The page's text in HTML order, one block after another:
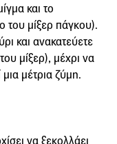
και το
του μίξερ πάγκου).
και ανακατεύετε
μίξερ), μέχρι να
μέτρια ζύμη.
να ξεκολλάει